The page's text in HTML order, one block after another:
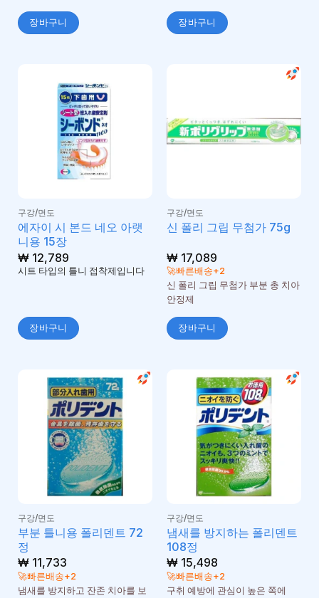
장바구니 장바구니
구강/면도
에자이 시 본드 네오 아랫
니용 15장
₩12,789
시트 타입의 틀니 접착제입니다
장바구니
구강/면도
신 폴리 그립 무첨가 75g
₩17,089
🚀빠른배송+2
신 폴리 그립 무첨가 부분 총 치아
안정제
장바구니
구강/면도
부분 틀니용 폴리덴트 72
정
₩11,733
🚀빠른배송+2
냄새를 방지하고 잔존 치아를 보
구강/면도
냄새를 방지하는 폴리덴트
108정
₩15,498
🚀빠른배송+2
구취 예방에 관심이 높은 쪽에